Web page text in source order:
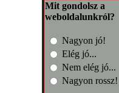
Mit gondolsz a
weboldalunkról?
Nagyon jó!
Elég jó...
Nem elég jó...
Nagyon rossz!